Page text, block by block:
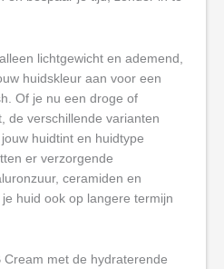
lichtgewicht en ademend,
huidskleur aan voor een
Of je nu een droge of
de verschillende varianten
huidtint en huidtype
er verzorgende
ceramiden en
huid ook op langere termijn
met de hydraterende